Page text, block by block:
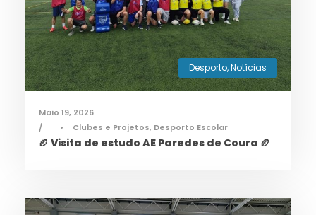
Desporto,Notícias
Maio 19, 2026
•
Clubes e Projetos, Desporto Escolar
🏉 Visita de estudo AE Paredes de Coura 🏉